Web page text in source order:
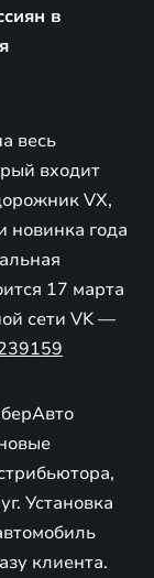
в
весь
входит
VX,
новинка года
17 марта
сети VK —
Установка
клиента.